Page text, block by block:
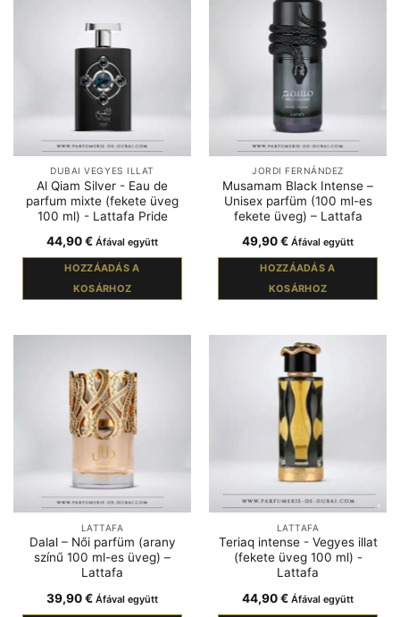
DUBAI VEGYES ILLAT
Al Qiam Silver - Eau de
parfum mixte (fekete üveg
100 ml) - Lattafa Pride
44,90€ Áfával együtt
HOZZÁADÁS A
KOSÁRHOZ
JORDI FERNÁNDEZ
Musamam Black Intense –
Unisex parfüm (100 ml-es
fekete üveg) – Lattafa
49,90€ Áfával együtt
HOZZÁADÁS A
KOSÁRHOZ
LATTAFA
Dalal – Női parfüm (arany
színű 100 ml-es üveg) –
Lattafa
39,90€ Áfával együtt
LATTAFA
Teriaq intense - Vegyes illat
(fekete üveg 100 ml) -
Lattafa
44,90€ Áfával együtt